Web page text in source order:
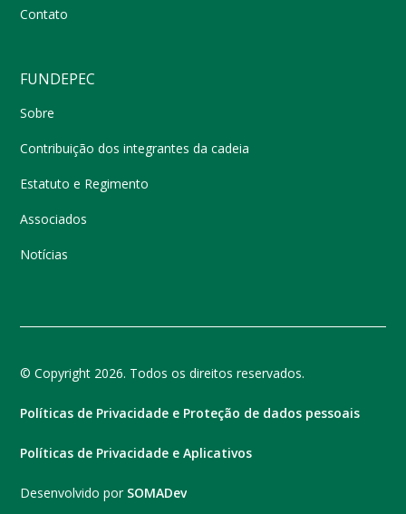
Contato
FUNDEPEC
Sobre
Contribuição dos integrantes da cadeia
Estatuto e Regimento
Associados
Notícias
© Copyright 2026. Todos os direitos reservados.
Políticas de Privacidade e Proteção de dados pessoais
Políticas de Privacidade e Aplicativos
Desenvolvido por SOMADev